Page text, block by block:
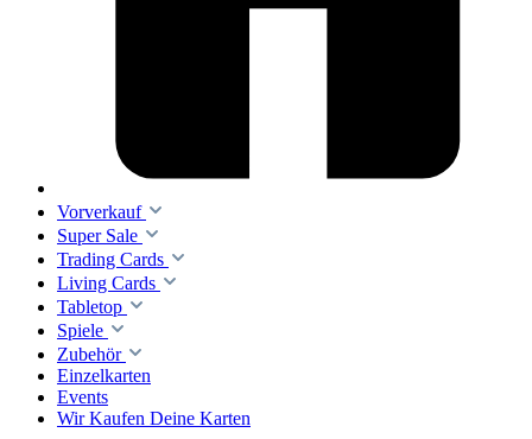
Vorverkauf
Super Sale
Trading Cards
Living Cards
Tabletop
Spiele
Zubehör
Einzelkarten
Events
Wir Kaufen Deine Karten